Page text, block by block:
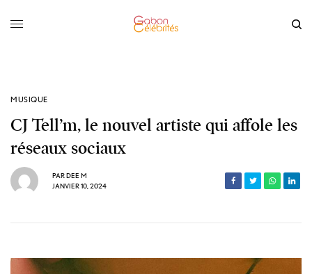
MUSIQUE
CJ Tell’m, le nouvel artiste qui affole les
réseaux sociaux
PARDEE M
JANVIER 10, 2024